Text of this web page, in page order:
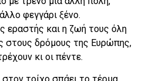
άλλο φεγγάρι ξένο.
εραστής και η ζωή τους όλη
στους δρόμους της Ευρώπης,
κι οι πέντε.